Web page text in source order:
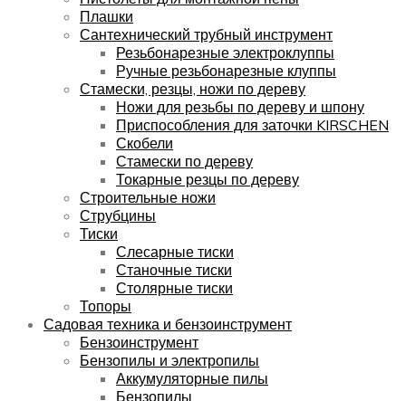
Плашки
Сантехнический трубный инструмент
Резьбонарезные электроклуппы
Ручные резьбонарезные клуппы
Стамески, резцы, ножи по дереву
Ножи для резьбы по дереву и шпону
Приспособления для заточки KIRSCHEN
Скобели
Стамески по дереву
Токарные резцы по дереву
Строительные ножи
Струбцины
Тиски
Слесарные тиски
Станочные тиски
Столярные тиски
Топоры
Садовая техника и бензоинструмент
Бензоинструмент
Бензопилы и электропилы
Аккумуляторные пилы
Бензопилы